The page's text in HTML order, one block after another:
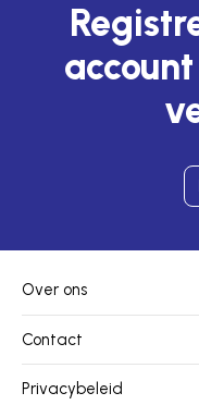
Over ons
Contact
Privacybeleid